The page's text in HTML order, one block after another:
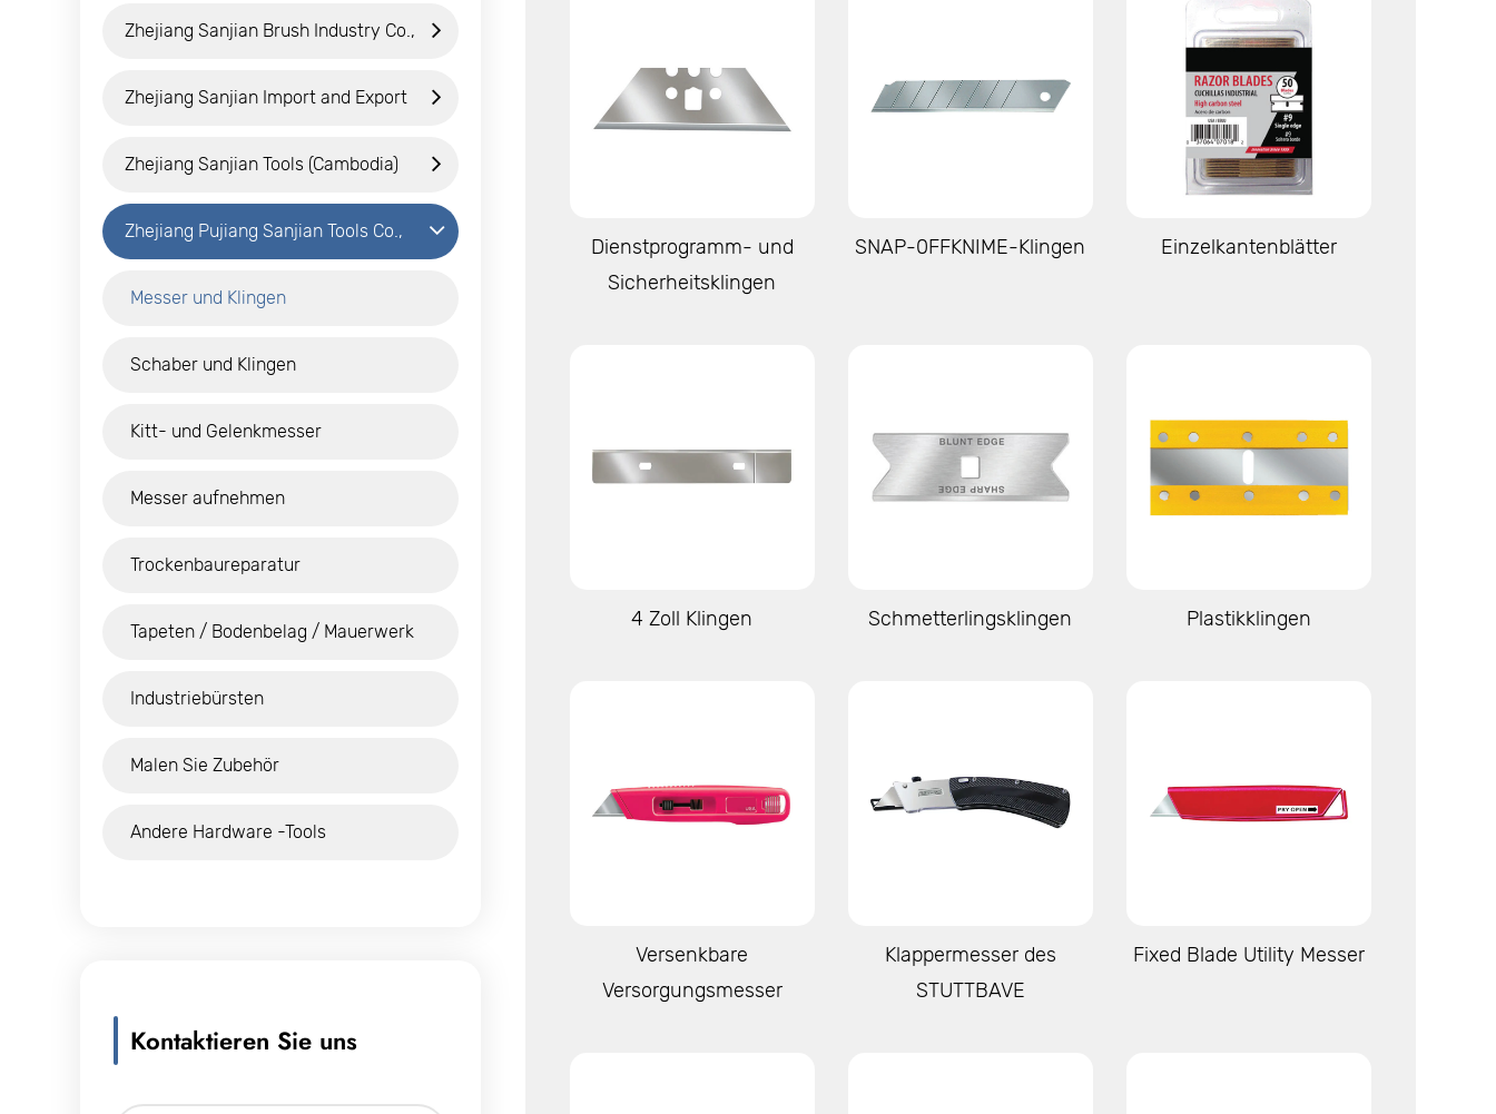
Zhejiang Sanjian Brush Industry Co.,
Ltd.
Zhejiang Sanjian Import and Export
Co., Ltd.
Zhejiang Sanjian Tools (Cambodia)
Co., Ltd.
Zhejiang Pujiang Sanjian Tools Co.,
Ltd.
Messer und Klingen
Schaber und Klingen
Kitt- und Gelenkmesser
Messer aufnehmen
Trockenbaureparatur
Tapeten / Bodenbelag / Mauerwerk
Industriebürsten
Malen Sie Zubehör
Andere Hardware -Tools
Kontaktieren Sie uns
Mehr anzeigen
Dienstprogramm- und
Sicherheitsklingen
Mehr anzeigen
SNAP-0FFKNIME-Klingen Mehr anzeigen
Einzelkantenblätter
Mehr anzeigen
4 Zoll Klingen Mehr anzeigen
Schmetterlingsklingen Mehr anzeigen
Plastikklingen
Mehr anzeigen
Versenkbare
Versorgungsmesser
Mehr anzeigen
Klappermesser des
STUTTBAVE
Mehr anzeigen
Fixed Blade Utility Messer